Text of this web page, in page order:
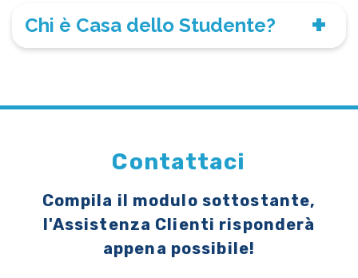
Chi è Casa dello Studente?
Contattaci
Compila il modulo sottostante,
l'Assistenza Clienti risponderà
appena possibile!